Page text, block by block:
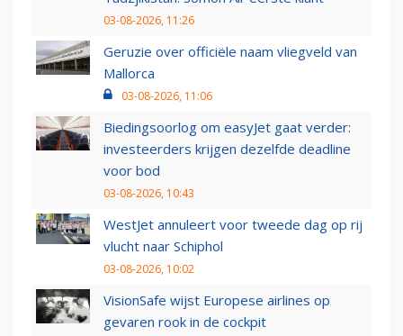
03-08-2026, 11:26
Geruzie over officiële naam vliegveld van
Mallorca
03-08-2026, 11:06
Biedingsoorlog om easyJet gaat verder:
investeerders krijgen dezelfde deadline
voor bod
03-08-2026, 10:43
WestJet annuleert voor tweede dag op rij
vlucht naar Schiphol
03-08-2026, 10:02
VisionSafe wijst Europese airlines op
gevaren rook in de cockpit